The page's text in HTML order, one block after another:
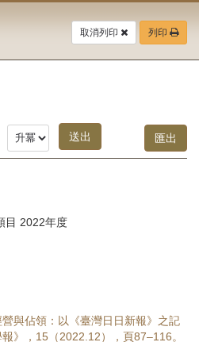
取消列印 列印
目 2022年度
營與佔領：以《臺灣日日新報》之記
》，15（2022.12），頁87–116。